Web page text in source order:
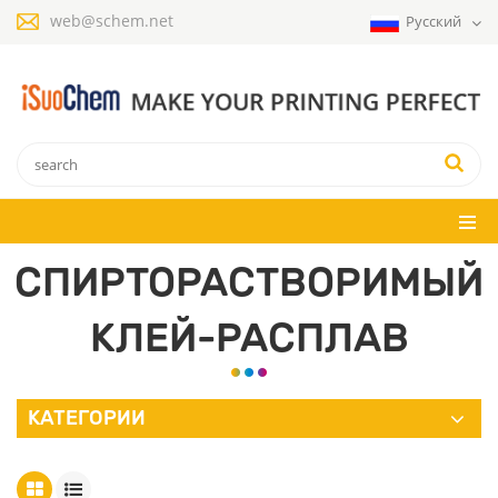
web@schem.net Русский
СПИРТОРАСТВОРИМЫЙ
КЛЕЙ-РАСПЛАВ
КАТЕГОРИИ